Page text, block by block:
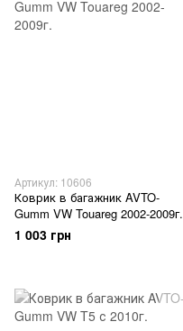
Артикул: 10606
Коврик в багажник AVTO-
Gumm VW Touareg 2002-2009г.
1 003 грн